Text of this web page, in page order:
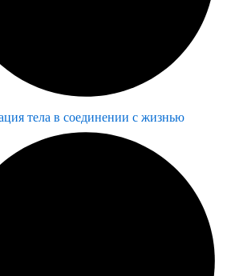
тела в соединении с жизнью